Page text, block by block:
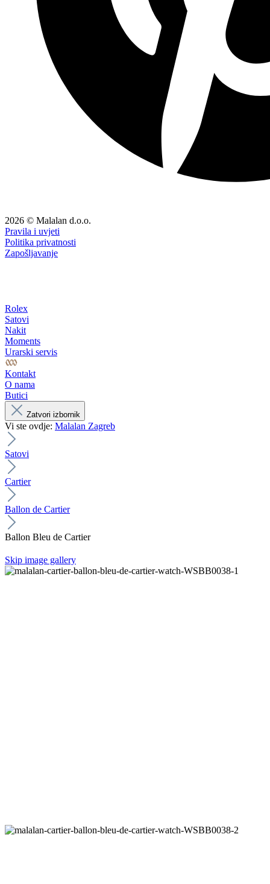
2026 © Malalan d.o.o.
Pravila i uvjeti
Politika privatnosti
Zapošljavanje
Rolex
Satovi
Nakit
Moments
Urarski servis
Kontakt
O nama
Butici
Zatvori izbornik
Vi ste ovdje: Malalan Zagreb
Satovi
Cartier
Ballon de Cartier
Ballon Bleu de Cartier
Skip image gallery